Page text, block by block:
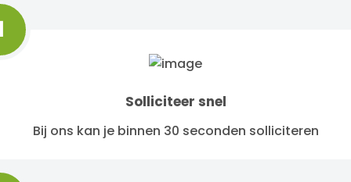
Solliciteer snel
Bij ons kan je binnen 30 seconden solliciteren